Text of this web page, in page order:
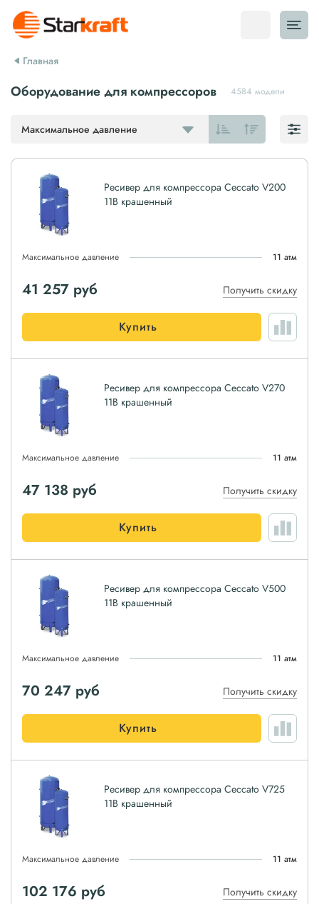
Главная
Оборудование для компрессоров 4584 модели
Максимальное давление
Ресивер для компрессора Ceccato V200
11B крашенный
Максимальное давление 11 атм
41 257 руб Получить скидку
Купить
Ресивер для компрессора Ceccato V270
11B крашенный
Максимальное давление 11 атм
47 138 руб Получить скидку
Купить
Ресивер для компрессора Ceccato V500
11B крашенный
Максимальное давление 11 атм
70 247 руб Получить скидку
Купить
Ресивер для компрессора Ceccato V725
11B крашенный
Максимальное давление 11 атм
102 176 руб Получить скидку